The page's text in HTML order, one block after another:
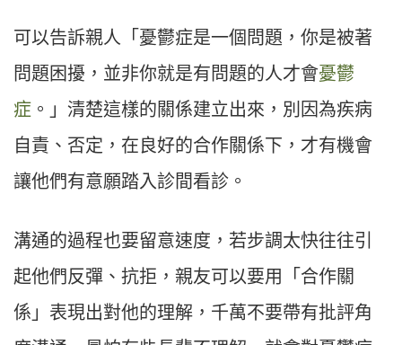
可以告訴親人「憂鬱症是一個問題，你是被著
問題困擾，並非你就是有問題的人才會憂鬱
症 。」清楚這樣的關係建立出來，別因為疾病
自責、否定，在良好的合作關係下，才有機會
讓他們有意願踏入診間看診。
溝通的過程也要留意速度，若步調太快往往引
起他們反彈、抗拒，親友可以要用「合作關
係」表現出對他的理解，千萬不要帶有批評角